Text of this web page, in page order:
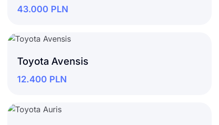
43.000 PLN
Toyota Avensis
12.400 PLN